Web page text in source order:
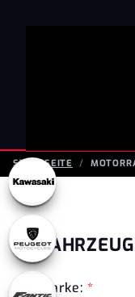
STARTSEITE
Marke: *